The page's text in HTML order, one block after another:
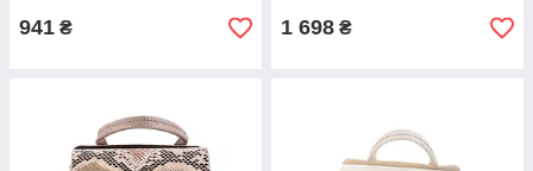
941 ₴ 1 698 ₴